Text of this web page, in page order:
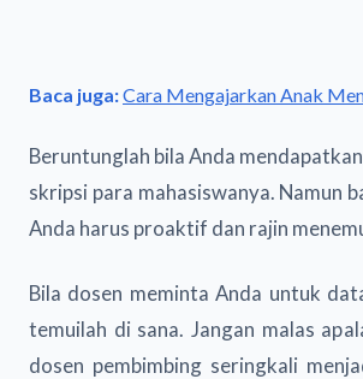
Baca juga:Cara Mengajarkan Anak
Beruntunglah bila Anda
skripsi para mahasiswanya. Namun
Anda harus proaktif dan rajin
Bila dosen meminta Anda untuk
temuilah di sana. Jangan malas
dosen pembimbing seringkali